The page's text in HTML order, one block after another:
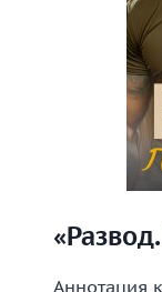
Аннотация